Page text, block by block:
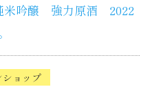
米吟醸 強力原酒 2022
ショップ